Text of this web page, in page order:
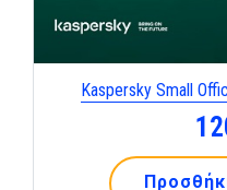
Kaspersky Small